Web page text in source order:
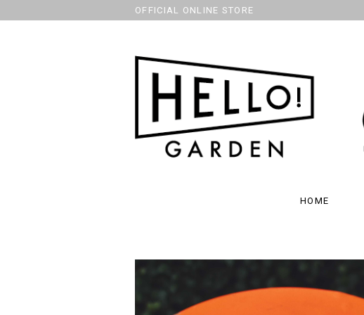
OFFICIAL ONLINE STORE
HOME